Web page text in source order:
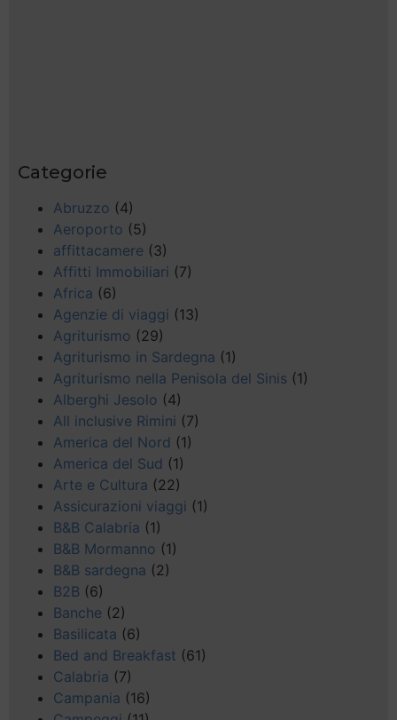
Categorie
Abruzzo (4)
Aeroporto (5)
affittacamere (3)
Affitti Immobiliari (7)
Africa (6)
Agenzie di viaggi (13)
Agriturismo (29)
Agriturismo in Sardegna (1)
Agriturismo nella Penisola del Sinis (1)
Alberghi Jesolo (4)
All inclusive Rimini (7)
America del Nord (1)
America del Sud (1)
Arte e Cultura (22)
Assicurazioni viaggi (1)
B&B Calabria (1)
B&B Mormanno (1)
B&B sardegna (2)
B2B (6)
Banche (2)
Basilicata (6)
Bed and Breakfast (61)
Calabria (7)
Campania (16)